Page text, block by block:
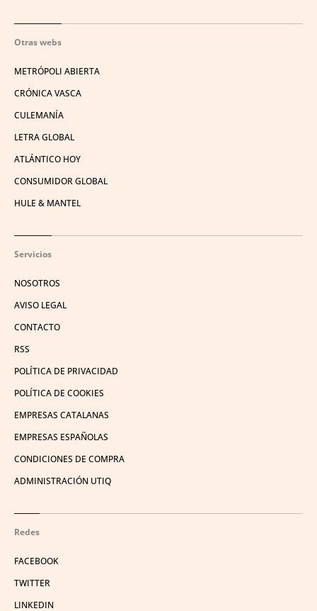
Otras webs
METRÓPOLI ABIERTA
CRÓNICA VASCA
CULEMANÍA
LETRA GLOBAL
ATLÁNTICO HOY
CONSUMIDOR GLOBAL
HULE & MANTEL
Servicios
NOSOTROS
AVISO LEGAL
CONTACTO
RSS
POLÍTICA DE PRIVACIDAD
POLÍTICA DE COOKIES
EMPRESAS CATALANAS
EMPRESAS ESPAÑOLAS
CONDICIONES DE COMPRA
ADMINISTRACIÓN UTIQ
Redes
FACEBOOK
TWITTER
LINKEDIN